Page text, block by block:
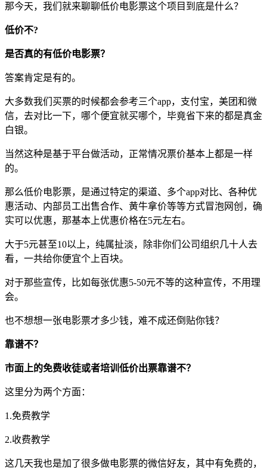
那今天，我们就来聊聊低价电影票这个项目到底是什么？
低价不?
是否真的有低价电影票？
答案肯定是有的。
大多数我们买票的时候都会参考三个app，支付宝，美团和微
信，去对比一下，哪个便宜就买哪个，毕竟省下来的都是真金
白银。
当然这种是基于平台做活动，正常情况票价基本上都是一样
的。
那么低价电影票，是通过特定的渠道、多个app对比、各种优
惠活动、内部员工出售合作、黄牛拿价等等方式冒泡网创，确
实可以优惠，那基本上优惠价格在5元左右。
大于5元甚至10以上，纯属扯淡，除非你们公司组织几十人去
看，一共给你便宜个上百块。
对于那些宣传，比如每张优惠5-50元不等的这种宣传，不用理
会。
也不想想一张电影票才多少钱，难不成还倒贴你钱？
靠谱不？
市面上的免费收徒或者培训低价出票靠谱不？
这里分为两个方面：
1.免费教学
2.收费教学
这几天我也是加了很多做电影票的微信好友，其中有免费的，